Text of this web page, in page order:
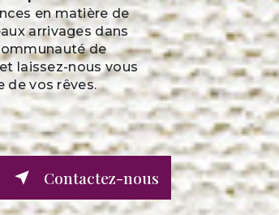
en matière de
arrivages dans
de
laissez-nous vous
de vos rêves.
Contactez-nous